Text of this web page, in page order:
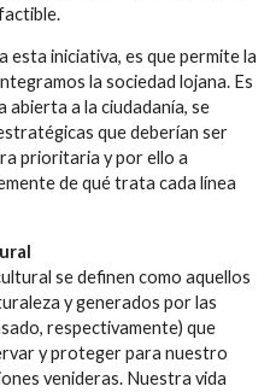
esta iniciativa, es que permite la
la sociedad lojana. Es
abierta a la ciudadanía, se
que deberían ser
prioritaria y por ello a
de qué trata cada línea
se definen como aquellos
y generados por las
respectivamente) que
y proteger para nuestro
venideras. Nuestra vida